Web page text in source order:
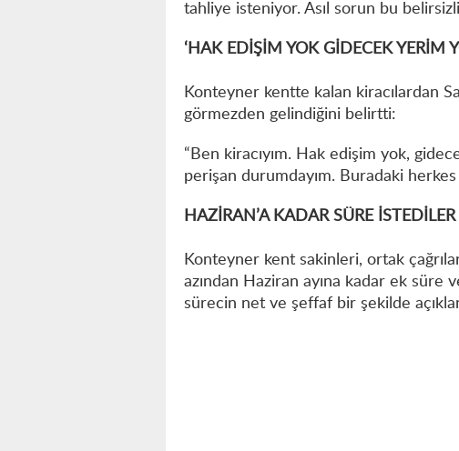
tahliye isteniyor. Asıl sorun bu
‘HAK EDİŞİM YOK GİDECEK YERİM
Konteyner kentte kalan kiracılardan
görmezden gelindiğini belirtti:
“Ben kiracıyım. Hak edişim yok,
perişan durumdayım. Buradaki herkes
HAZİRAN’A KADAR SÜRE İSTEDİLER
Konteyner kent sakinleri, ortak
azından Haziran ayına kadar ek
sürecin net ve şeffaf bir şekilde